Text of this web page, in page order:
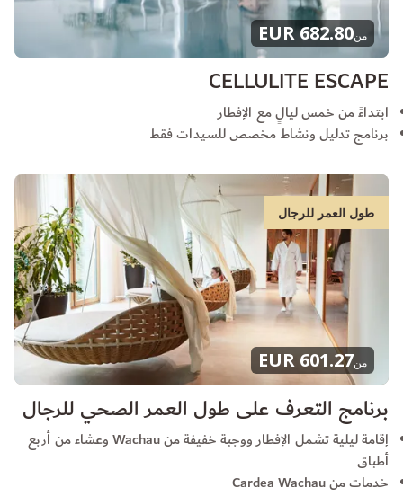
من682.80 EUR
CELLULITE ESCAPE
ابتداءً من خمس ليالٍ مع الإفطار
برنامج تدليل ونشاط مخصص للسيدات فقط
طول العمر للرجال
من601.27 EUR
برنامج التعرف على طول العمر الصحي للرجال
إقامة ليلية تشمل الإفطار ووجبة خفيفة من Wachau وعشاء من أربع
أطباق
خدمات من Cardea Wachau